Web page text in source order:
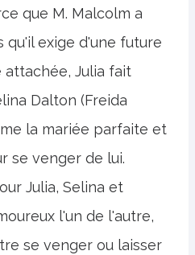
que M. Malcolm a
qu'il exige d'une future
Julia fait
Dalton (Freida
la mariée parfaite et
se venger de lui.
Julia, Selina et
l'un de l'autre,
se venger ou laisser